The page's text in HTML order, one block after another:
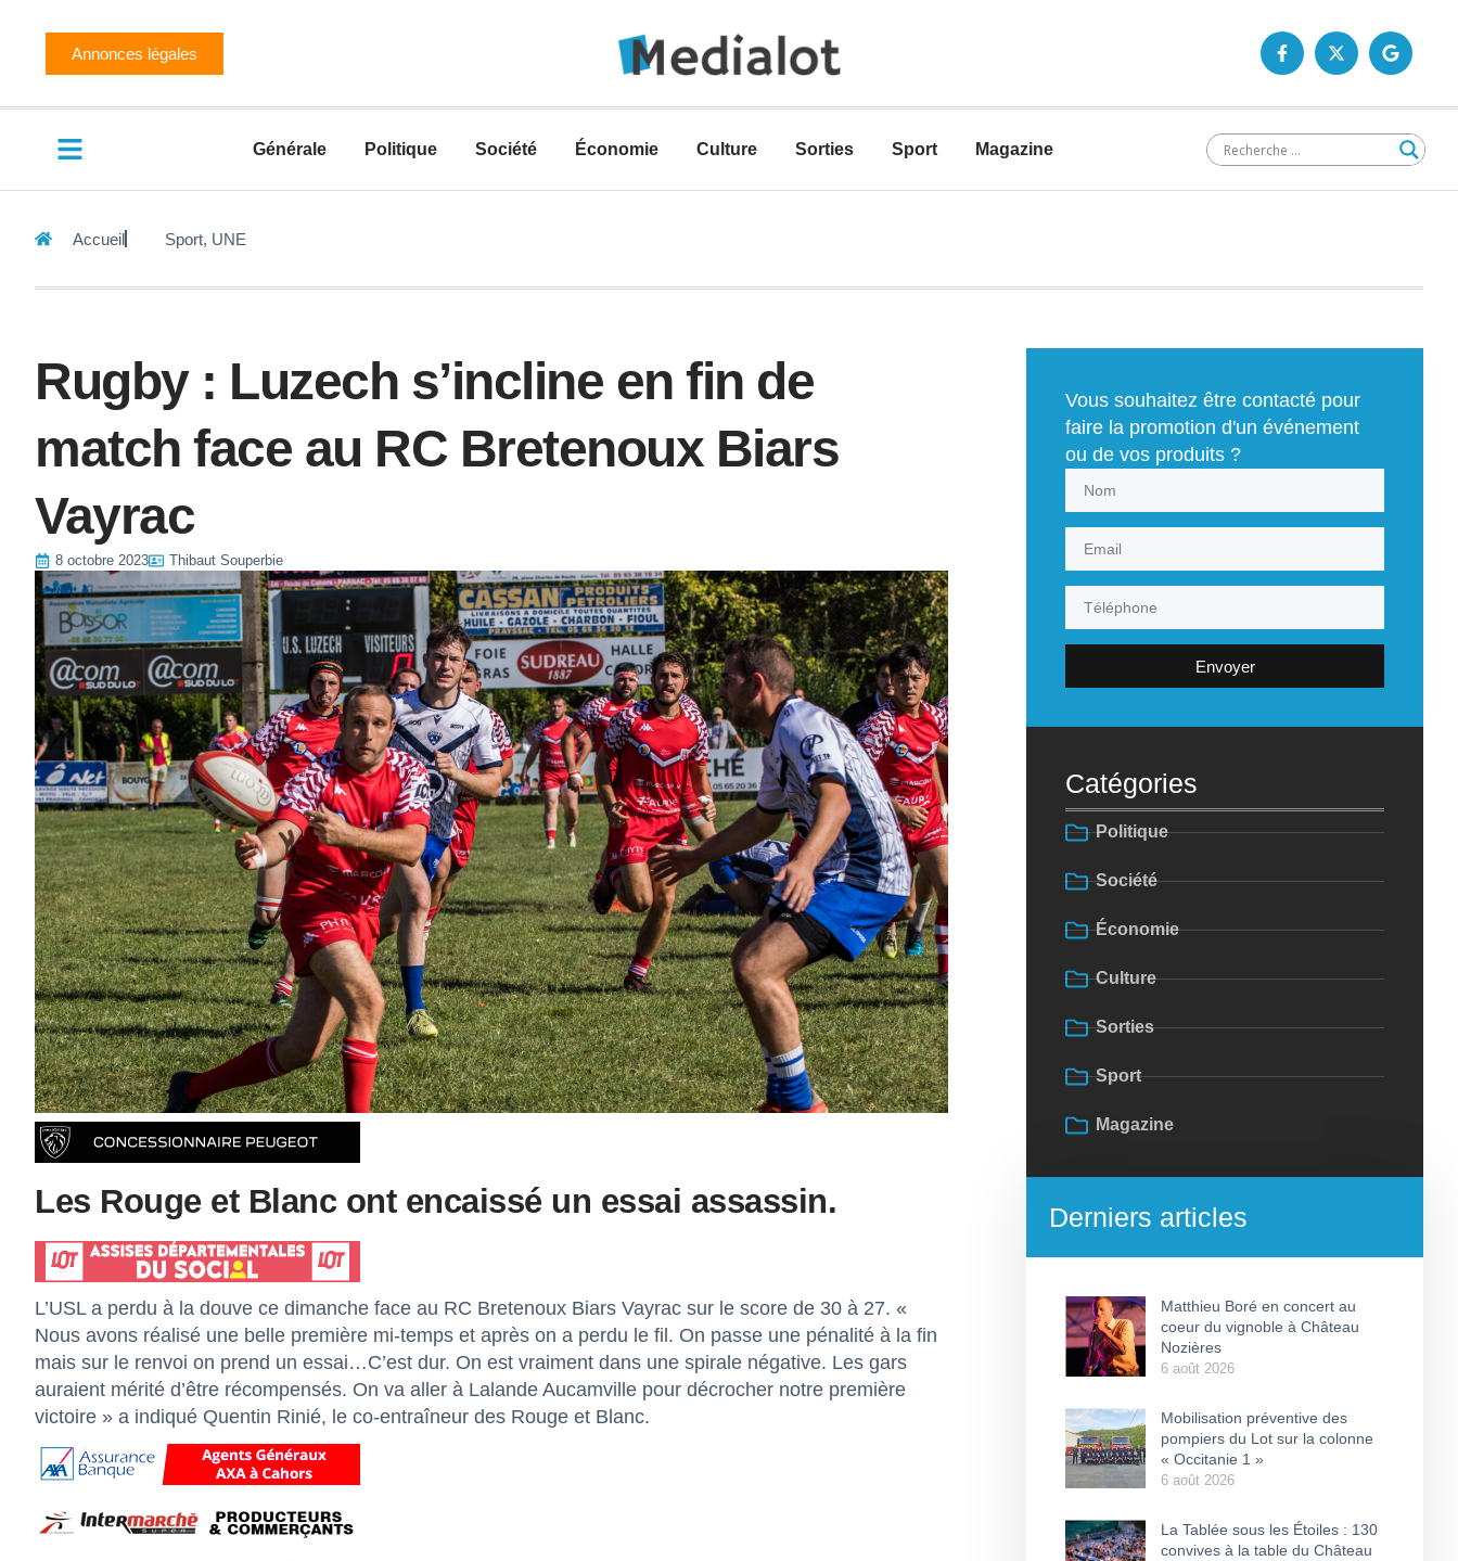
Annonces légales
Générale Politique Société Économie Culture Sorties Sport Magazine
Accueil Sport, UNE
Rugby : Luzech s’incline en fin de
match face au RC Bretenoux Biars
Vayrac
8 octobre 2023 Thibaut Souperbie
Les Rouge et Blanc ont encaissé un essai assassin.
L’USL a perdu à la douve ce dimanche face au RC Bretenoux Biars Vayrac sur le score de 30 à 27. «
Nous avons réalisé une belle première mi-temps et après on a perdu le fil. On passe une pénalité à la fin
mais sur le renvoi on prend un essai…C’est dur. On est vraiment dans une spirale négative. Les gars
auraient mérité d’être récompensés. On va aller à Lalande Aucamville pour décrocher notre première
victoire » a indiqué Quentin Rinié, le co-entraîneur des Rouge et Blanc.
Vous souhaitez être contacté pour
faire la promotion d'un événement
ou de vos produits ?
Envoyer
Catégories
Politique
Société
Économie
Culture
Sorties
Sport
Magazine
Derniers articles
Matthieu Boré en concert au
coeur du vignoble à Château
Nozières
6 août 2026
Mobilisation préventive des
pompiers du Lot sur la colonne
« Occitanie 1 »
6 août 2026
La Tablée sous les Étoiles : 130
convives à la table du Château